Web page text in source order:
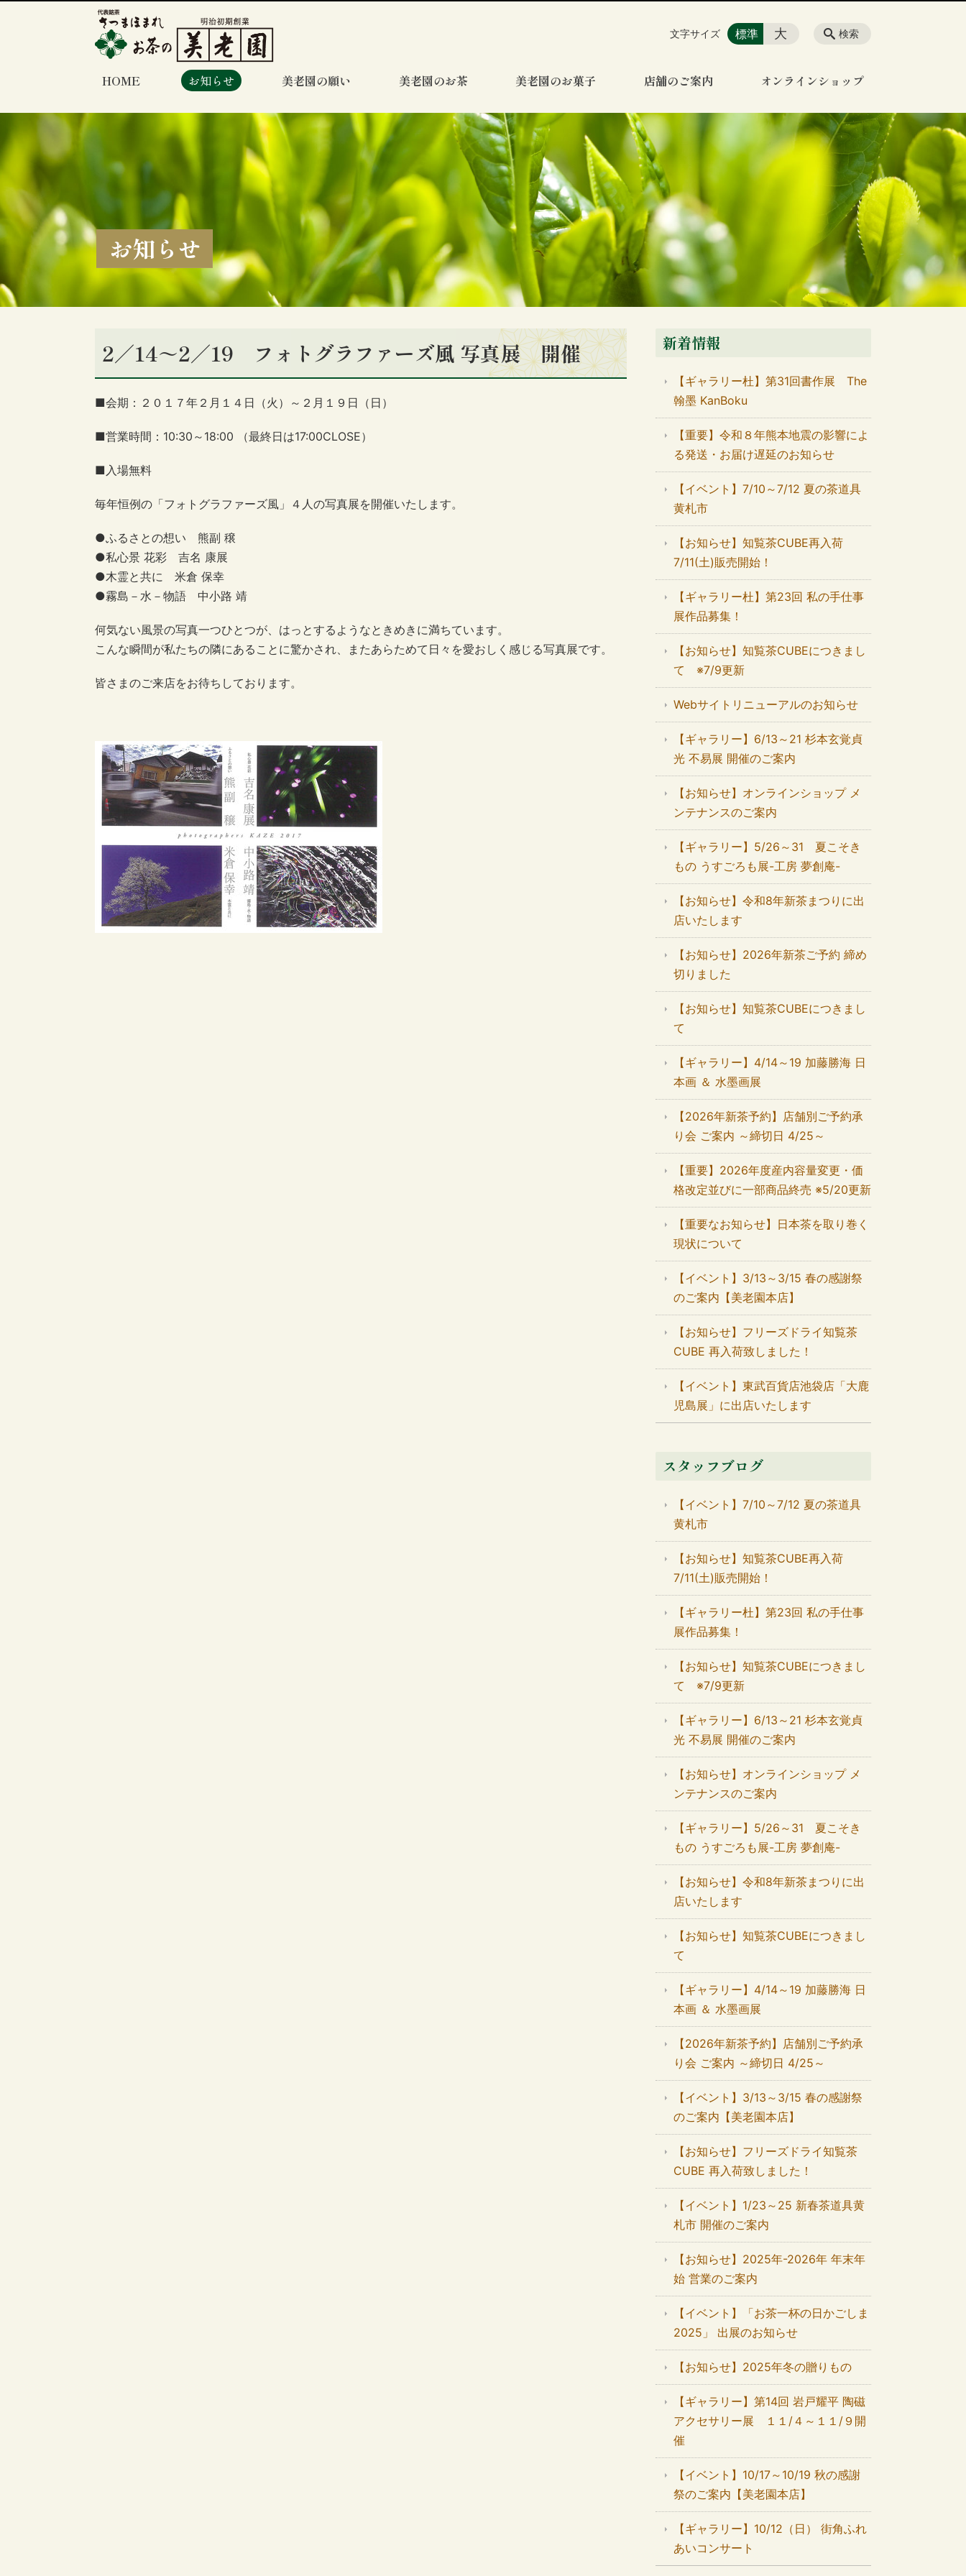
HOME お知らせ 美老園の願い 美老園のお茶 美老園のお菓子 店舗のご案内 オンラインショップ
検索
文字サイズ 標準 大
お知らせ
2／14～2／19 フォトグラファーズ風 写真展 開催
■会期：２０１７年２月１４日（火）～２月１９日（日）
■営業時間：10:30～18:00 （最終日は17:00CLOSE）
■入場無料
毎年恒例の「フォトグラファーズ風」４人の写真展を開催いたします。
●ふるさとの想い 熊副 穣
●私心景 花彩 吉名 康展
●木霊と共に 米倉 保幸
●霧島－水－物語 中小路 靖
何気ない風景の写真一つひとつが、はっとするようなときめきに満ちています。
こんな瞬間が私たちの隣にあることに驚かされ、またあらためて日々を愛おしく感じる写真展です。
皆さまのご来店をお待ちしております。
新着情報
【ギャラリー杜】第31回書作展 The
翰墨 KanBoku
【重要】令和８年熊本地震の影響によ
る発送・お届け遅延のお知らせ
【イベント】7/10～7/12 夏の茶道具
黄札市
【お知らせ】知覧茶CUBE再入荷
7/11(土)販売開始！
【ギャラリー杜】第23回 私の手仕事
展作品募集！
【お知らせ】知覧茶CUBEにつきまし
て ※7/9更新
Webサイトリニューアルのお知らせ
【ギャラリー】6/13～21 杉本玄覚貞
光 不易展 開催のご案内
【お知らせ】オンラインショップ メ
ンテナンスのご案内
【ギャラリー】5/26～31 夏こそき
もの うすごろも展-工房 夢創庵-
【お知らせ】令和8年新茶まつりに出
店いたします
【お知らせ】2026年新茶ご予約 締め
切りました
【お知らせ】知覧茶CUBEにつきまし
て
【ギャラリー】4/14～19 加藤勝海 日
本画 ＆ 水墨画展
【2026年新茶予約】店舗別ご予約承
り会 ご案内 ～締切日 4/25～
【重要】2026年度産内容量変更・価
格改定並びに一部商品終売 ※5/20更新
【重要なお知らせ】日本茶を取り巻く
現状について
【イベント】3/13～3/15 春の感謝祭
のご案内【美老園本店】
【お知らせ】フリーズドライ知覧茶
CUBE 再入荷致しました！
【イベント】東武百貨店池袋店「大鹿
児島展」に出店いたします
スタッフブログ
【イベント】7/10～7/12 夏の茶道具
黄札市
【お知らせ】知覧茶CUBE再入荷
7/11(土)販売開始！
【ギャラリー杜】第23回 私の手仕事
展作品募集！
【お知らせ】知覧茶CUBEにつきまし
て ※7/9更新
【ギャラリー】6/13～21 杉本玄覚貞
光 不易展 開催のご案内
【お知らせ】オンラインショップ メ
ンテナンスのご案内
【ギャラリー】5/26～31 夏こそき
もの うすごろも展-工房 夢創庵-
【お知らせ】令和8年新茶まつりに出
店いたします
【お知らせ】知覧茶CUBEにつきまし
て
【ギャラリー】4/14～19 加藤勝海 日
本画 ＆ 水墨画展
【2026年新茶予約】店舗別ご予約承
り会 ご案内 ～締切日 4/25～
【イベント】3/13～3/15 春の感謝祭
のご案内【美老園本店】
【お知らせ】フリーズドライ知覧茶
CUBE 再入荷致しました！
【イベント】1/23～25 新春茶道具黄
札市 開催のご案内
【お知らせ】2025年-2026年 年末年
始 営業のご案内
【イベント】「お茶一杯の日かごしま
2025」 出展のお知らせ
【お知らせ】2025年冬の贈りもの
【ギャラリー】第14回 岩戸耀平 陶磁
アクセサリー展 １１/４～１１/９開
催
【イベント】10/17～10/19 秋の感謝
祭のご案内【美老園本店】
【ギャラリー】10/12（日） 街角ふれ
あいコンサート